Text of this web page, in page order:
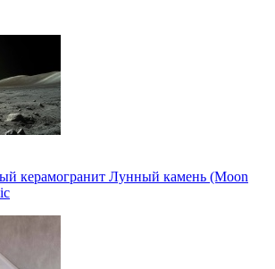
керамогранит Лунный камень (Moon